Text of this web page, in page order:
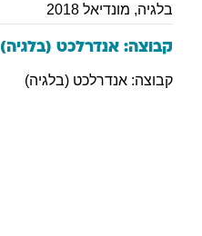
בלגיה, מונדיאל 2018
קבוצה: אנדרלכט (בלגיה)
קבוצה: אנדרלכט (בלגיה)